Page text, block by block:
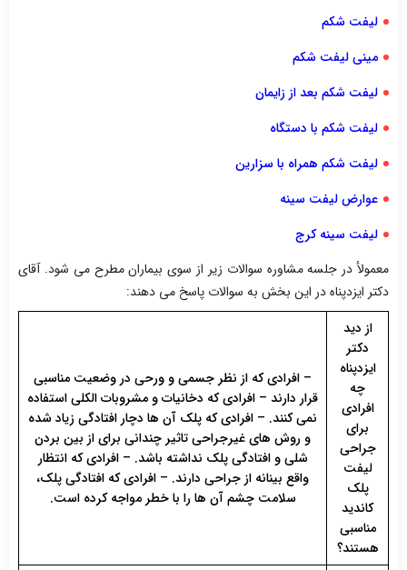
لیفت شکم
مینی لیفت شکم
لیفت شکم بعد از زایمان
لیفت شکم با دستگاه
لیفت شکم همراه با سزارین
عوارض لیفت سینه
لیفت سینه کرج
معمولأ در جلسه مشاوره سوالات زیر از سوی بیماران مطرح می شود. آقای
دکتر ایزدپناه در این بخش به سوالات پاسخ می دهند:
از دید
دکتر
ایزدپناه
چه
افرادی
برای
جراحی
لیفت
پلک
کاندید
مناسبی
هستند؟
– افرادی که از نظر جسمی و ورحی در وضعیت مناسبی
قرار دارند – افرادی که دخانیات و مشروبات الکلی استفاده
نمی کنند. – افرادی که پلک آن ها دچار افتادگی زیاد شده
و روش های غیرجراحی تاثیر چندانی برای از بین بردن
شلی و افتادگی پلک نداشته باشد. – افرادی که انتظار
واقع بینانه از جراحی دارند. – افرادی که افتادگی پلک،
سلامت چشم آن ها را با خطر مواجه کرده است.